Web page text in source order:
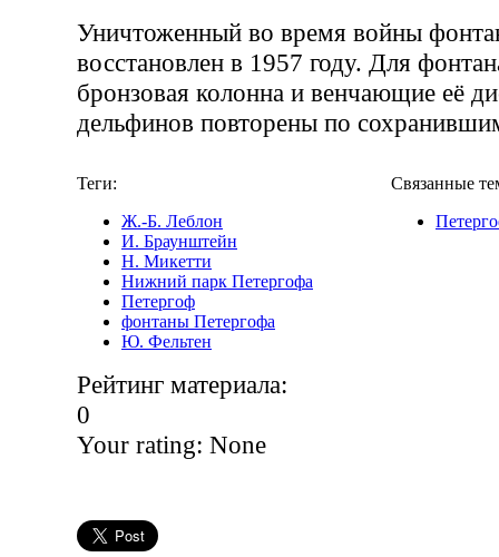
Уничтоженный во время войны
восстановлен в 1957 году. Для
бронзовая колонна и венчающие её
дельфинов повторены по
Теги:
Ж.-Б. Леблон
И. Браунштейн
Н. Микетти
Нижний парк Петергофа
Петергоф
фонтаны Петергофа
Ю. Фельтен
Связанные
Рейтинг материала:
0
Your rating: None